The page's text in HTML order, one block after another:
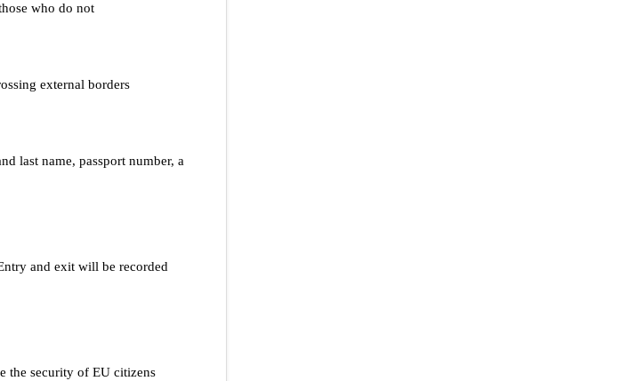
who do not.
external borders.
last name, passport number, a
and exit will be recorded
the security of EU citizens.